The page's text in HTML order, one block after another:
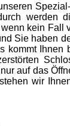
werden
kein Fall
Sie haben
kommt
auf das
wir